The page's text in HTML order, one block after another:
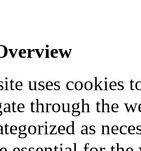
uses cookies
through the
as